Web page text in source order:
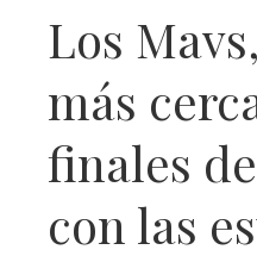
Los
más
finales
con las